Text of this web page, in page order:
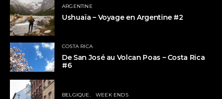
ARGENTINE
Ushuaïa – Voyage en Argentine #2
COSTA RICA
De San José au Volcan Poas – Costa Rica
#6
BELGIQUE WEEK ENDS